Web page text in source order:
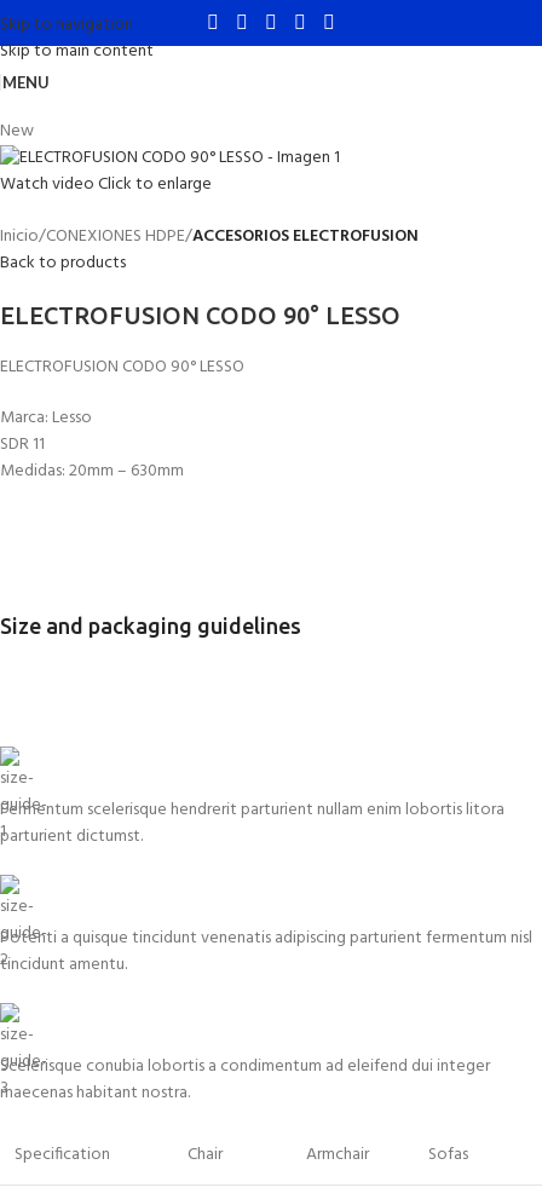
Skip to navigation
Skip to main content
MENU
New
Watch videoClick to enlarge
Inicio CONEXIONES HDPE ACCESORIOS ELECTROFUSION
Back to products
ELECTROFUSION CODO 90° LESSO
ELECTROFUSION CODO 90° LESSO
Marca: Lesso
SDR 11
Medidas: 20mm – 630mm
Size and packaging guidelines
Fermentum scelerisque hendrerit parturient nullam enim lobortis litora
parturient dictumst.
Potenti a quisque tincidunt venenatis adipiscing parturient fermentum nisl
tincidunt amentu.
Scelerisque conubia lobortis a condimentum ad eleifend dui integer
maecenas habitant nostra.
Specification Chair Armchair Sofas